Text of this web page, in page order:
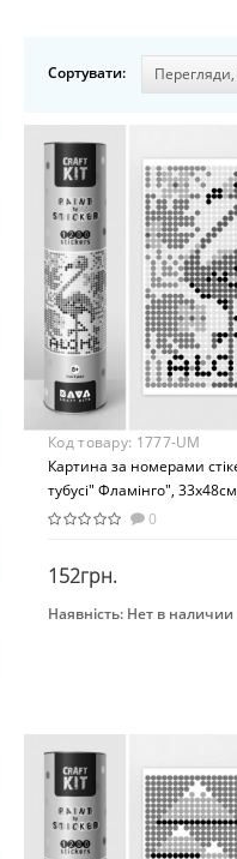
Сортувати:
Код товару: 1777-UM
Картина за номерами
тубусі" Фламінго",
стікерів. 17770
152грн.
Закінчився
Наявність: Нет в наличии
Возраст
От 8 лет
Материал
Картон